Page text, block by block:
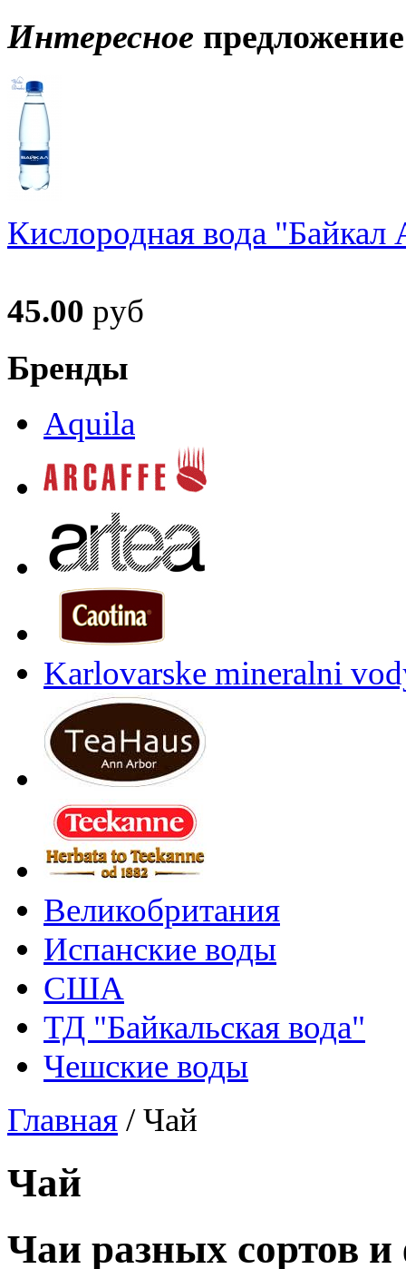
Интересное предложение
Кислородная вода "Байкал
45.00 руб
Бренды
Aquila
Karlovarske mineralni
Великобритания
Испанские воды
США
ТД "Байкальская вода"
Чешские воды
Главная /Чай
Чай
Чаи разных сортов и